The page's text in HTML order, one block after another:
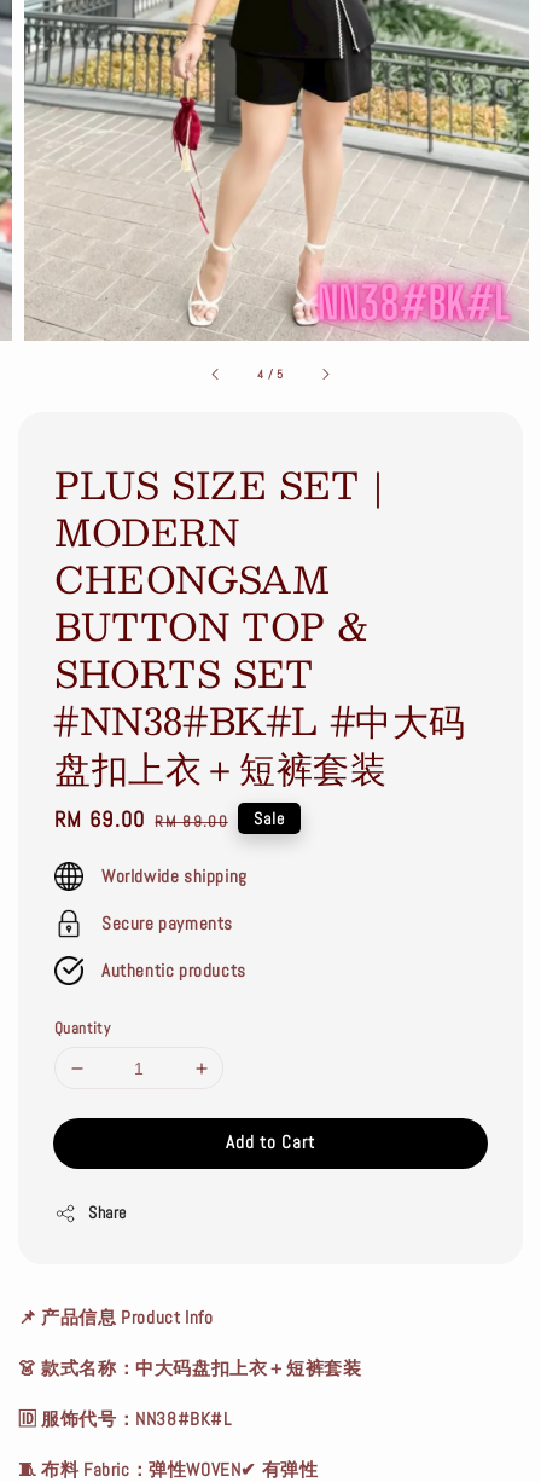
4 /5
PLUS SIZE SET｜
MODERN
CHEONGSAM
BUTTON TOP &
SHORTS SET
#NN38#BK#L #中大码
盘扣上衣＋短裤套装
Sale
RM 69.00 Regular
RM 89.00 Sale
Worldwide shipping
Secure payments
Authentic products
Quantity
Add to Cart
Share
📌 产品信息 Product Info
👗 款式名称：中大码盘扣上衣＋短裤套装
🆔 服饰代号：NN38#BK#L
🧵 布料 Fabric：弹性WOVEN✔ 有弹性